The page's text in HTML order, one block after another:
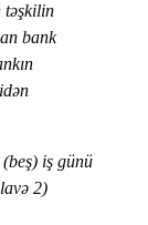
təşkilin
bank
iş günü
2)